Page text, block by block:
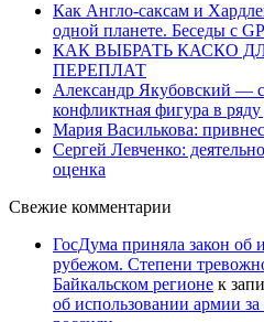
Как Англо-саксам и
одной планете. Беседы с
КАК ВЫБРАТЬ КАСКО
ПЕРЕПЛАТ
Александр Якубовский —
конфликтная фигура в
Мария Василькова:
Сергей Левченко:
оценка
Свежие комментарии
ГосДума приняла закон об
рубежом. Степени
Байкальском регионе к
об использовании армии